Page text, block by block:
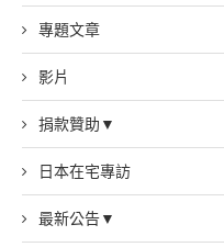
專題文章
影片
捐款贊助▼
日本在宅專訪
最新公告▼